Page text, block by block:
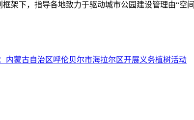
架下，指导各地致力于驱动城市公园建设管理由“
内蒙古自治区呼伦贝尔市海拉尔区开展义务植树活动